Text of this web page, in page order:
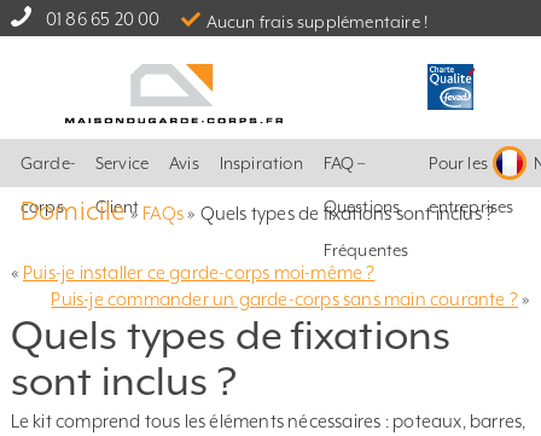
01 86 65 20 00 Aucun frais supplémentaire !
Garde-
corps
Service
Client
Avis Inspiration FAQ –
Questions
Fréquentes
Pour les
entreprises
Domicile» FAQs» Quels types de fixations sont inclus ?
« Puis-je installer ce garde-corps moi-même ?
Puis-je commander un garde-corps sans main courante ?»
Quels types de fixations
sont inclus ?
Le kit comprend tous les éléments nécessaires : poteaux, barres,